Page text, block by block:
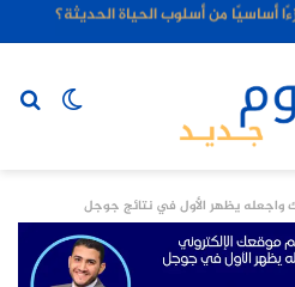
أساسيًا من أسلوب الحياة الحديثة؟
الوضع
يظهر الأول في نتائج جوجل